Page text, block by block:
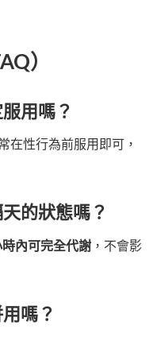
）
用嗎？
在性行為前服用即可，
的狀態嗎？
時內可完全代謝 ，不會影
嗎？